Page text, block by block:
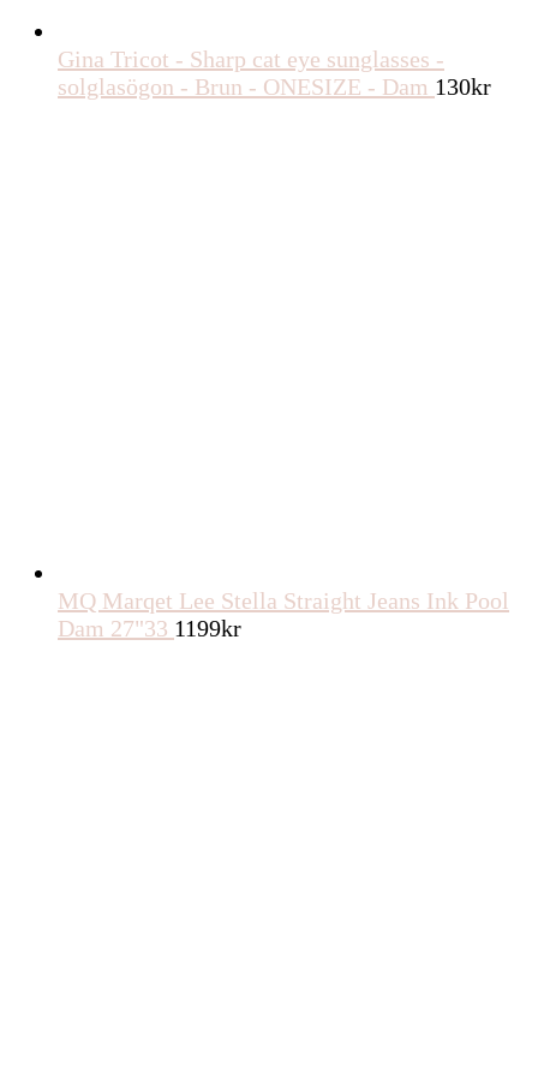
Gina Tricot - Sharp cat eye sunglasses -
solglasögon - Brun - ONESIZE - Dam 130kr
MQ Marqet Lee Stella Straight Jeans Ink Pool
Dam 27"33 1199kr